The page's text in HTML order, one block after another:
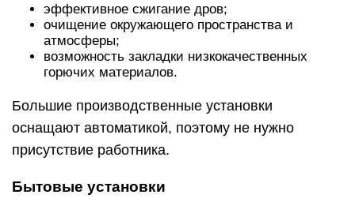
эффективное сжигание дров;
очищение окружающего пространства и
атмосферы;
возможность закладки низкокачественных
горючих материалов.
Большие производственные установки
оснащают автоматикой, поэтому не нужно
присутствие работника.
Бытовые установки